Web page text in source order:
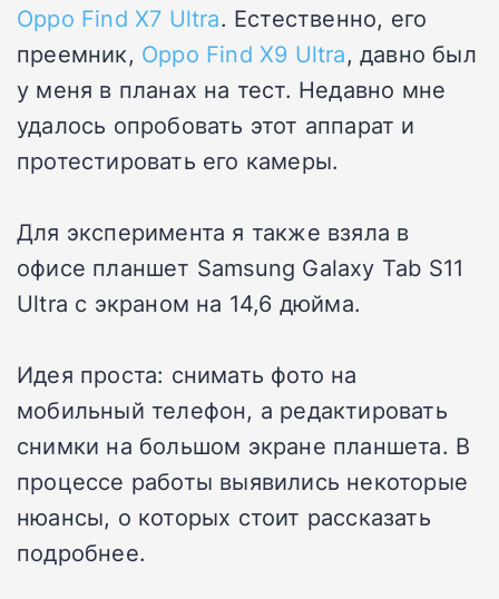
Oppo Find X7 Ultra. Естественно, его
преемник, Oppo Find X9 Ultra, давно был
у меня в планах на тест. Недавно мне
удалось опробовать этот аппарат и
протестировать его камеры.
Для эксперимента я также взяла в
офисе планшет Samsung Galaxy Tab S11
Ultra с экраном на 14,6 дюйма.
Идея проста: снимать фото на
мобильный телефон, а редактировать
снимки на большом экране планшета. В
процессе работы выявились некоторые
нюансы, о которых стоит рассказать
подробнее.